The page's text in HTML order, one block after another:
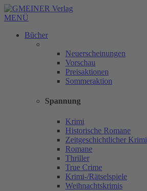
MENÜ
Bücher
Neuerscheinungen
Vorschau
Preisaktionen
Sommeraktion
Spannung
Krimi
Historische Romane
Zeitgeschichtlicher Krimi
Romane
Thriller
True Crime
Krimi-/Rätselspiele
Weihnachtskrimis